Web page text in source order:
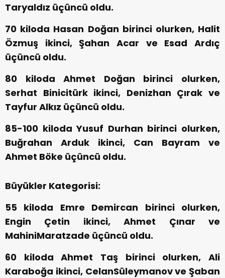
Taryaldız üçüncü oldu.
70 kiloda Hasan Doğan birinci olurken, Halit
Özmuş ikinci, Şahan Acar ve Esad Ardıç
üçüncü oldu.
80 kiloda Ahmet Doğan birinci olurken,
Serhat Binicitürk ikinci, Denizhan Çırak ve
Tayfur Alkız üçüncü oldu.
85-100 kiloda Yusuf Durhan birinci olurken,
Buğrahan Arduk ikinci, Can Bayram ve
Ahmet Böke üçüncü oldu.
Büyükler Kategorisi:
55 kiloda Emre Demircan birinci olurken,
Engin Çetin ikinci, Ahmet Çınar ve
MahiniMaratzade üçüncü oldu.
60 kiloda Ahmet Taş birinci olurken, Ali
Karaboğa ikinci, CelanSüleymanov ve Şaban